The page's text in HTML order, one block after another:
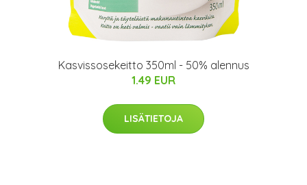
Kasvissosekeitto 350ml - 50% alennus
1.49 EUR
LISÄTIETOJA